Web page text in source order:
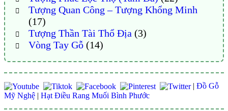
Tượng Quan Công – Tượng Khổng Minh
(17)
Tượng Thần Tài Thổ Địa (3)
Vòng Tay Gỗ(14)
| Đồ Gỗ
Mỹ Nghệ | Hạt Điều Rang Muối Bình Phước